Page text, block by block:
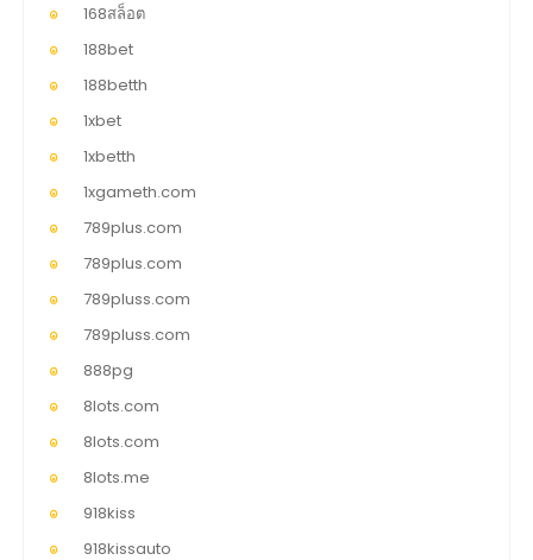
168สล็อต
188bet
188betth
1xbet
1xbetth
1xgameth.com
789plus.com
789plus.com
789pluss.com
789pluss.com
888pg
8lots.com
8lots.com
8lots.me
918kiss
918kissauto